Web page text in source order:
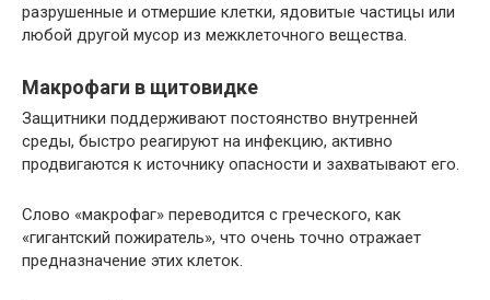
разрушенные и отмершие клетки, ядовитые частицы или
любой другой мусор из межклеточного вещества.
Макрофаги в щитовидке
Защитники поддерживают постоянство внутренней
среды, быстро реагируют на инфекцию, активно
продвигаются к источнику опасности и захватывают его.
Слово «макрофаг» переводится с греческого, как
«гигантский пожиратель», что очень точно отражает
предназначение этих клеток.